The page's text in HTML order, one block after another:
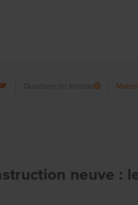
Quartiers du monde Matexi
neuve :